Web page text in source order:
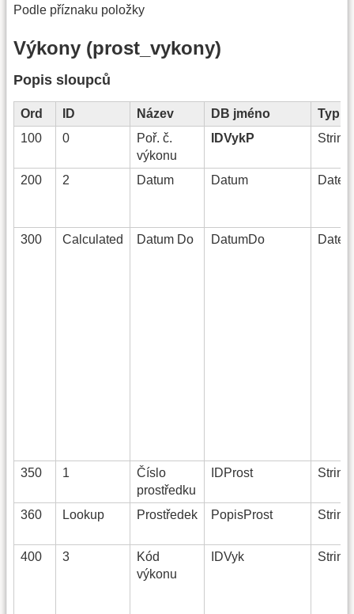
Podle příznaku položky
Výkony (prost_vykony)
Popis sloupců
Ord ID Název DB jméno
Typ
100
0
Poř. č.
výkonu
IDVykP
200 2 Datum Datum
300 Calculated Datum Do DatumDo
350 1
Číslo
prostředku
IDProst
360 Lookup Prostředek PopisProst
400 3
Kód
výkonu
IDVyk